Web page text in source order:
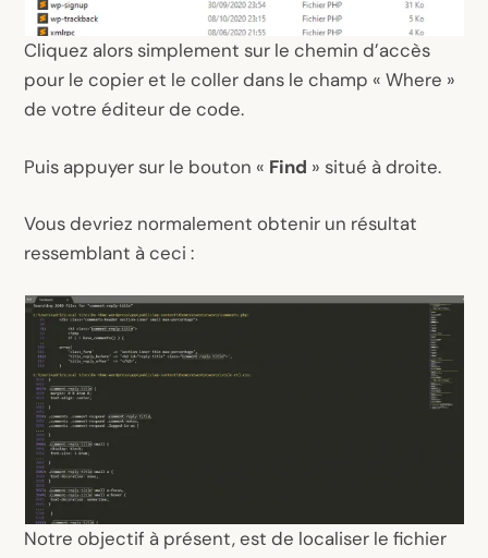
Cliquez alors simplement sur le chemin d’accès
pour le copier et le coller dans le champ « Where »
de votre éditeur de code.
Puis appuyer sur le bouton « Find » situé à droite.
Vous devriez normalement obtenir un résultat
ressemblant à ceci :
Notre objectif à présent, est de localiser le fichier